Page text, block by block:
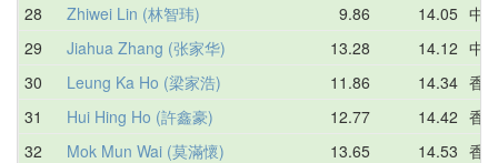
28
Zhiwei Lin (林智玮) 9.86 14.05 中
29
Jiahua Zhang (张家华) 13.28 14.12 中
30
Leung Ka Ho (梁家浩) 11.86 14.34 香
31
Hui Hing Ho (許鑫豪) 12.77 14.42 香
32
Mok Mun Wai (莫滿懷) 13.65 14.53 香